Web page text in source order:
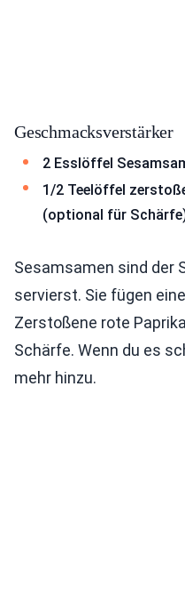
Geschmacksverstärker
2 Esslöffel
1/2 Teelöffel
(optional für
Sesamsamen sind der
servierst. Sie fügen
Zerstoßene rote
Schärfe. Wenn du es
mehr hinzu.